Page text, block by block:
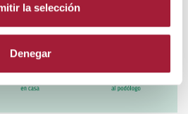
la selección
Denegar